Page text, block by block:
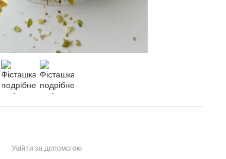
Увійти за допомогою